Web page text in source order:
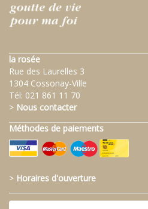
la rosée
Rue des Laurelles 3
1304 Cossonay-Ville
Tél: 021 861 11 70
> Nous contacter
Méthodes de paiements
> Horaires d'ouverture